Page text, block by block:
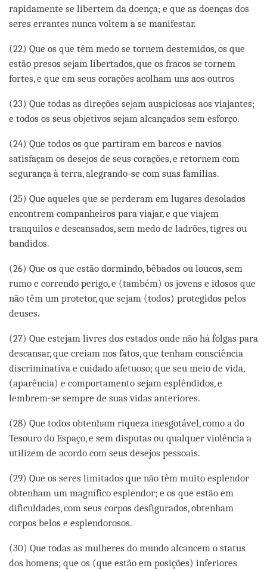
rapidamente se libertem da doença; e que as doenças dos
seres errantes nunca voltem a se manifestar.
(22) Que os que têm medo se tornem destemidos, os que
estão presos sejam libertados, que os fracos se tornem
fortes, e que em seus corações acolham uns aos outros
(23) Que todas as direções sejam auspiciosas aos viajantes;
e todos os seus objetivos sejam alcançados sem esforço.
(24) Que todos os que partiram em barcos e navios
satisfaçam os desejos de seus corações, e retornem com
segurança à terra, alegrando-se com suas famílias.
(25) Que aqueles que se perderam em lugares desolados
encontrem companheiros para viajar, e que viajem
tranquilos e descansados, sem medo de ladrões, tigres ou
bandidos.
(26) Que os que estão dormindo, bêbados ou loucos, sem
rumo e correndo perigo, e (também) os jovens e idosos que
não têm um protetor, que sejam (todos) protegidos pelos
deuses.
(27) Que estejam livres dos estados onde não há folgas para
descansar, que creiam nos fatos, que tenham consciência
discriminativa e cuidado afetuoso; que seu meio de vida,
(aparência) e comportamento sejam esplêndidos, e
lembrem-se sempre de suas vidas anteriores.
(28) Que todos obtenham riqueza inesgotável, como a do
Tesouro do Espaço, e sem disputas ou qualquer violência a
utilizem de acordo com seus desejos pessoais.
(29) Que os seres limitados que não têm muito esplendor
obtenham um magnífico esplendor; e os que estão em
dificuldades, com seus corpos desfigurados, obtenham
corpos belos e esplendorosos.
(30) Que todas as mulheres do mundo alcancem o status
dos homens; que os (que estão em posições) inferiores